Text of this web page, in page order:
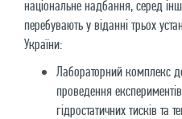
національне надбання, серед
перебувають у віданні трьох
України:
Лабораторний комплекс
проведення
гідростатичних тисків та